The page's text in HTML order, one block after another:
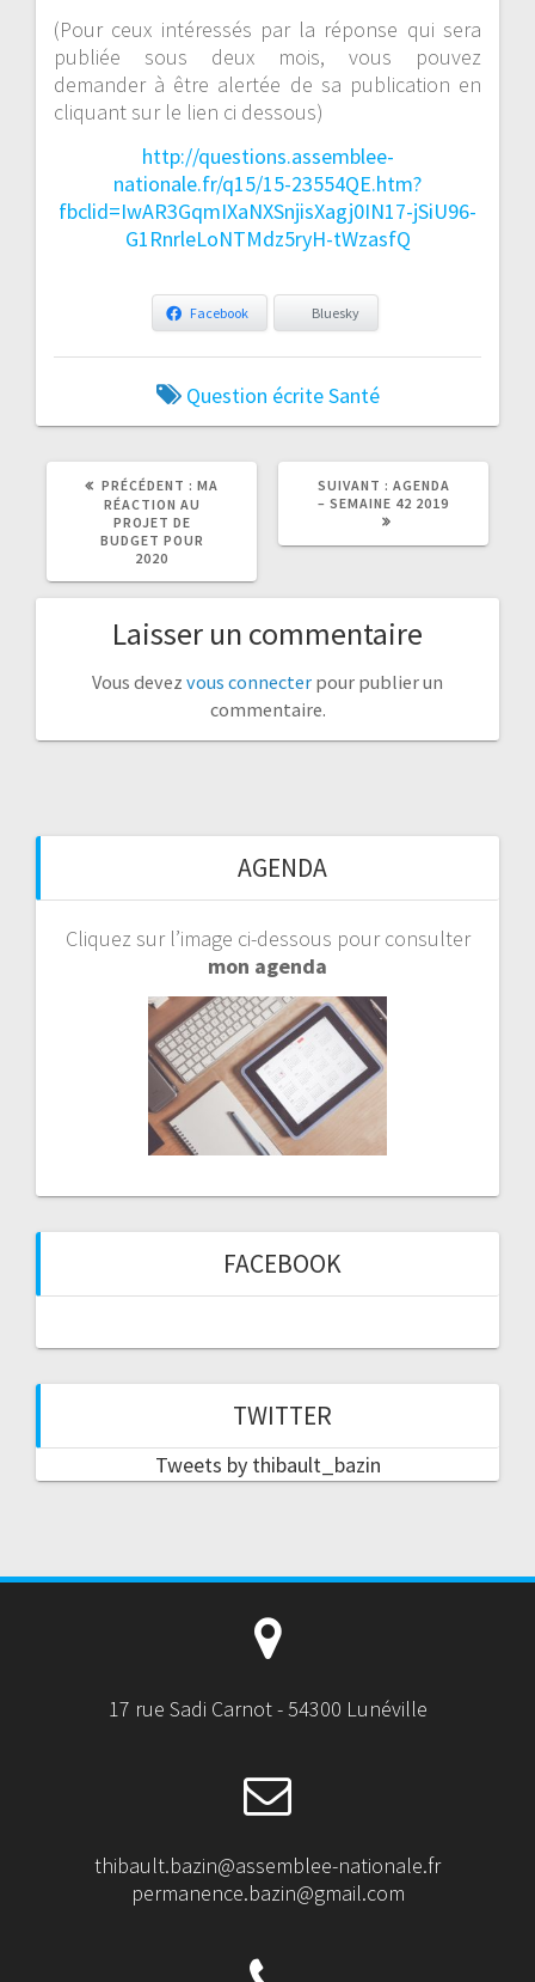
(Pour ceux intéressés par la réponse qui sera
publiée sous deux mois, vous pouvez
demander à être alertée de sa publication en
cliquant sur le lien ci dessous)
http://questions.assemblee-
nationale.fr/q15/15-23554QE.htm?
fbclid=IwAR3GqmIXaNXSnjisXagj0IN17-jSiU96-
G1RnrleLoNTMdz5ryH-tWzasfQ
Facebook Bluesky
Question écriteSanté
PRÉCÉDENT :
ARTICLE
PRÉCÉDENT
MA
RÉACTION AU
PROJET DE
BUDGET POUR
2020
SUIVANT :
ARTICLE
SUIVANT
AGENDA
– SEMAINE 42 2019
Laisser un commentaire
Vous devez vous connecter pour publier un
commentaire.
AGENDA
Cliquez sur l’image ci-dessous pour consulter
mon agenda
FACEBOOK
TWITTER
Tweets by thibault_bazin
17 rue Sadi Carnot - 54300 Lunéville
thibault.bazin@assemblee-nationale.fr
permanence.bazin@gmail.com